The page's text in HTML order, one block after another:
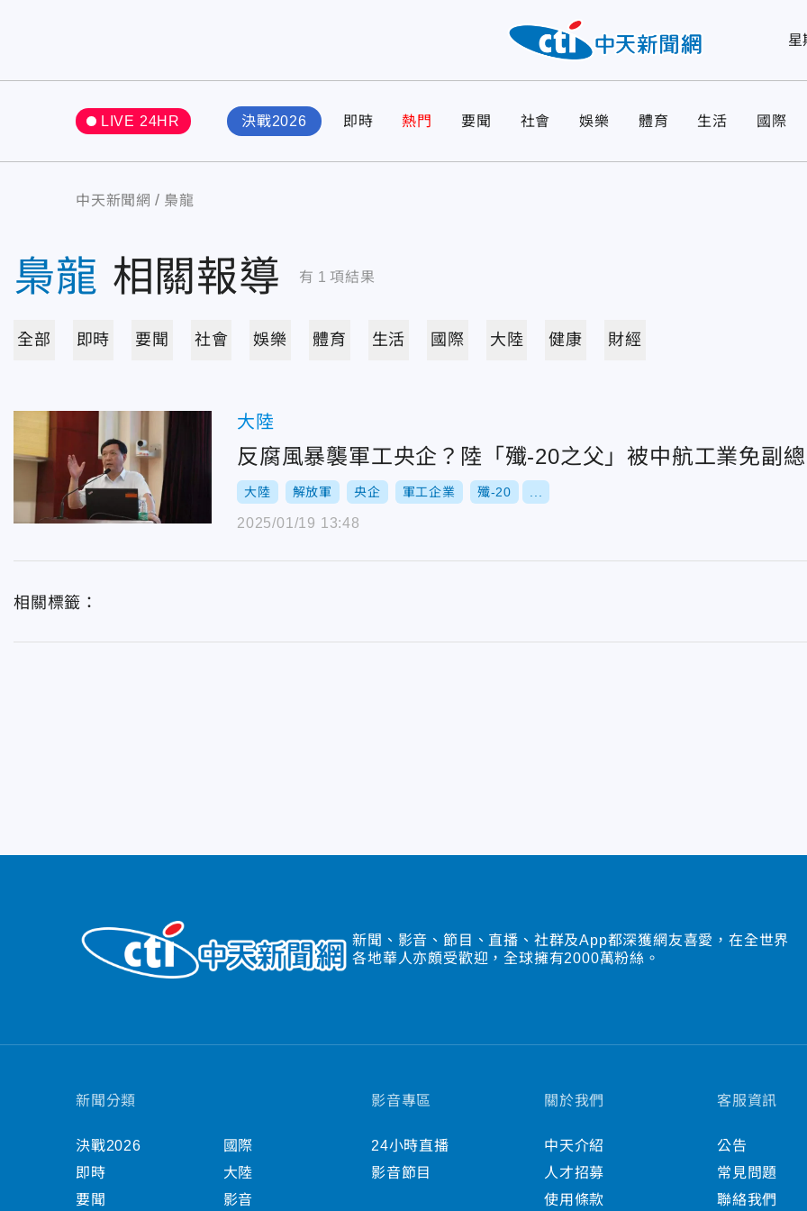
星
LIVE 24HR 決戰2026 即時 熱門 要聞 社會 娛樂 體育 生活 國際
中天新聞網 梟龍
梟龍 相關報導 有 1 項結果
全部 即時 要聞 社會 娛樂 體育 生活 國際 大陸 健康 財經
大陸
反腐風暴襲軍工央企？陸「殲-20之父」被中航工業免副
大陸 解放軍 央企 軍工企業 殲-20
2025/01/19 13:48
相關標籤：
新聞、影音、節目、直播、社群及App都深獲網友喜愛，在全世界
各地華人亦頗受歡迎，全球擁有2000萬粉絲。
新聞分類
決戰2026
即時
要聞
國際
大陸
影音
影音專區
24小時直播
影音節目
關於我們
中天介紹
人才招募
使用條款
客服資訊
公告
常見問題
聯絡我們